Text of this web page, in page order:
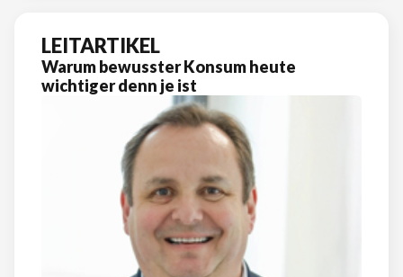
LEITARTIKEL
Warum bewusster Konsum heute
wichtiger denn je ist